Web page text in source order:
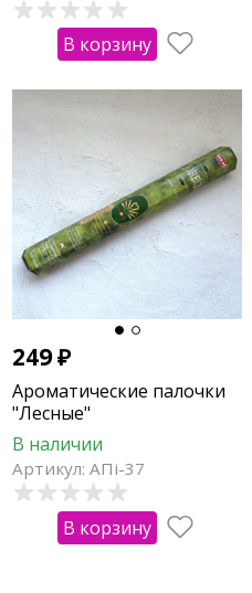
В корзину
249₽
Ароматические палочки
"Лесные"
В наличии
Артикул: АПi-37
В корзину